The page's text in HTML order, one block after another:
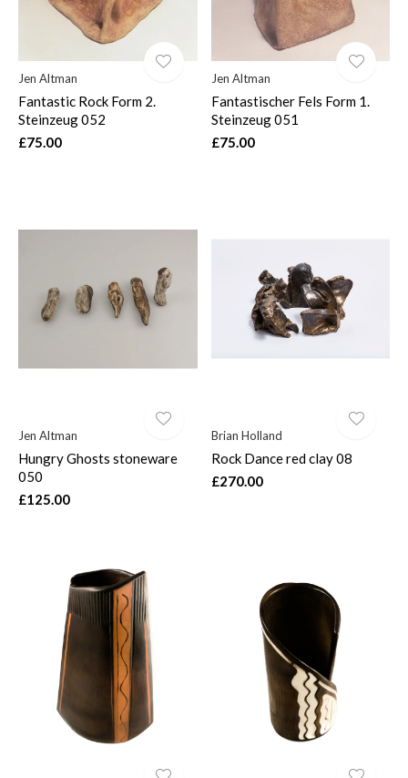
Jen Altman
Fantastic Rock Form 2.
Steinzeug 052
£75.00
Jen Altman
Fantastischer Fels Form 1.
Steinzeug 051
£75.00
Jen Altman
Hungry Ghosts stoneware
050
£125.00
Brian Holland
Rock Dance red clay 08
£270.00